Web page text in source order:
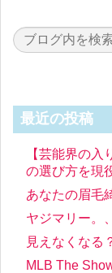
最近の投稿
【芸能界の
の選び方を現
あなたの眉毛
ヤジマリー。
見えなくなる
MLB The